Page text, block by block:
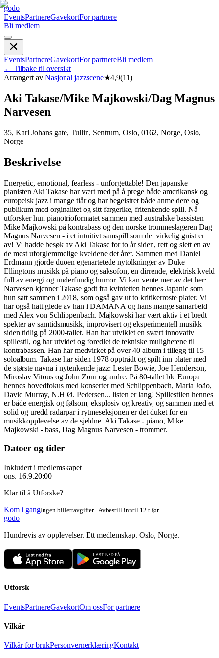
godo
EventsPartnereGavekortFor partnere
Bli medlem
EventsPartnereGavekortFor partnereBli medlem
← Tilbake til oversikt
Arrangert av Nasjonal jazzscene★4,9(11)
Aki Takase/Mike Majkowski/Dag Magnus
Narvesen
35, Karl Johans gate, Tullin, Sentrum, Oslo, 0162, Norge, Oslo,
Norge
Beskrivelse
Energetic, emotional, fearless - unforgettable! Den japanske
pianisten Aki Takase har vært med på å prege både amerikansk og
europeisk jazz i mange tiår og har begeistret både anmeldere og
publikum med orginalitet og sitt fargerike, fritenkende spill. Nå
utforsker hun pianotrioformatet sammen med australske bassisten
Mike Majkowski på kontrabass og den norske trommeslageren Dag
Magnus Narvesen - i et intuitivt samspill som det virkelig gnistrer
av! Vi hadde besøk av Aki Takase for to år siden, rett og slett en av
de mest uforglemmelige kveldene det året. Sammen med Daniel
Erdmann gjorde duoen egenartetede nytolkninger av Duke
Ellingtons musikk på piano og saksofon, en dirrende, elektrisk kveld
full av energi og underfundig humor. Vi kan vente mer av det her:
Narvesen kjenner Takase godt fra kvintetten hennes Japanic som
hun satt sammen i 2018, som også gav ut to kritikerroste plater. Vi
har også hatt glede av han i DAMANA og hans mange samarbeid
med Alex von Schlippenbach. Majkowski har vært aktiv i et bredt
spekter av samtidsmusikk, improvisert og eksperimentell musikk
siden tidlig på 2000-tallet. Han har utviklet en svært innovativ
spillestil, og har utvidet og foredlet de tekniske mulighetene til
kontrabassen. Han har medvirket på over 40 album i tillegg til 15
soloalbum. Takase har siden 1978 opptrådt og spilt inn plater med
de største navna i nytenkende jazz: Lester Bowie, Joe Henderson,
Miroslav Vitous og John Zorn og andre. På 80-tallet ble Europa
hennes hovedfokus med konserter med Schlippenbach, Maria João,
David Murray, N.H.Ø. Pedersen... listen er lang! Spillestilen hennes
er både energisk og følsom, eksplosiv og kreativ, og sammen med et
solid og uredd radarpar i rytmeseksjonen er det duket for en
musikkopplevelse av de sjeldne. Aki Takase - piano, Mike
Majkowski - bass, Dag Magnus Narvesen - trommer.
Datoer og tider
Inkludert i medlemskapet
ons. 16.9.20:00
Klar til å Utforske?
Kom i gangIngen billettavgifter · Avbestill inntil 12 t før
godo
Hundrevis av opplevelser. Ett medlemskap. Oslo, Norge.
Utforsk
EventsPartnereGavekortOm ossFor partnere
Vilkår
Vilkår for brukPersonvernerklæringKontakt